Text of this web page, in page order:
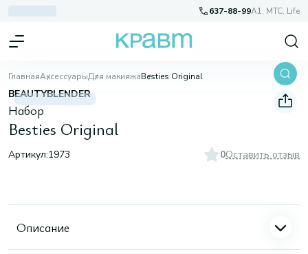
637-88-99A1, МТС, Life
ГлавнаяАксессуарыДля макияжаBesties Original
BEAUTYBLENDER
Набор
Besties Original
Артикул:1973 0Оставить отзыв
Описание